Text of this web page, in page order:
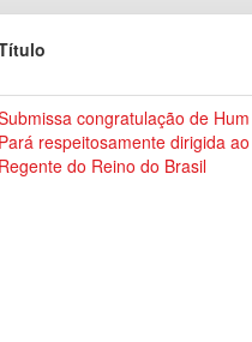
congratulação de
Pará respeitosamente dirigida
Regente do Reino do Brasil